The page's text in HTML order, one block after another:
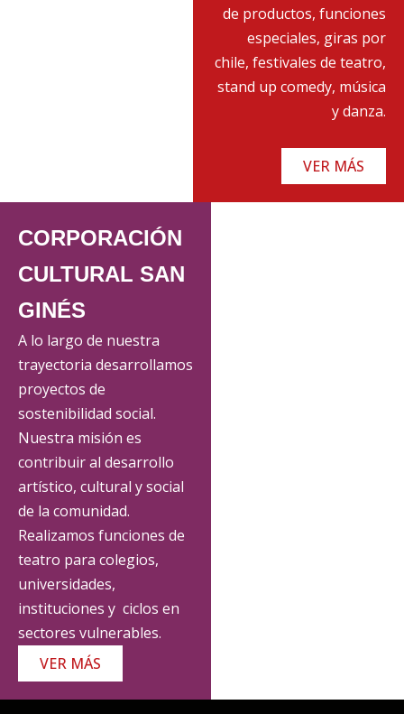
de productos, funciones
especiales, giras por
chile, festivales de teatro,
stand up comedy, música
y danza.
VER MÁS
CORPORACIÓN
CULTURAL SAN
GINÉS
A lo largo de nuestra
trayectoria desarrollamos
proyectos de
sostenibilidad social.
Nuestra misión es
contribuir al desarrollo
artístico, cultural y social
de la comunidad.
Realizamos funciones de
teatro para colegios,
universidades,
instituciones y ciclos en
sectores vulnerables.
VER MÁS